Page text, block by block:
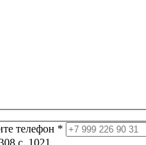
телефон *